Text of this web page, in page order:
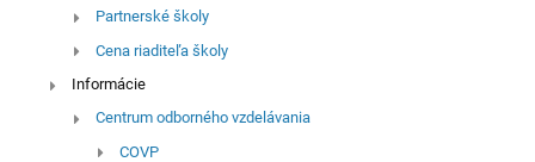
Partnerské školy
Cena riaditeľa školy
Informácie
Centrum odborného vzdelávania
COVP